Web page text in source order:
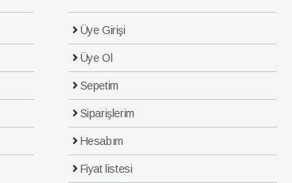
Üye Girişi
Üye Ol
Sepetim
Siparişlerim
Hesabım
Fiyat listesi